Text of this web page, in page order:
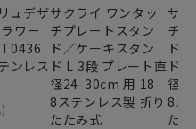
ュデザ
ワー
ンレス
サクライ ワンタッ
チプレートスタン
ド／ケーキスタン
ド L 3段 プレート直
径24-30cm 用 18-
8ステンレス製 折り
たたみ式
サ
チ
ド
ド
径
8ス
た